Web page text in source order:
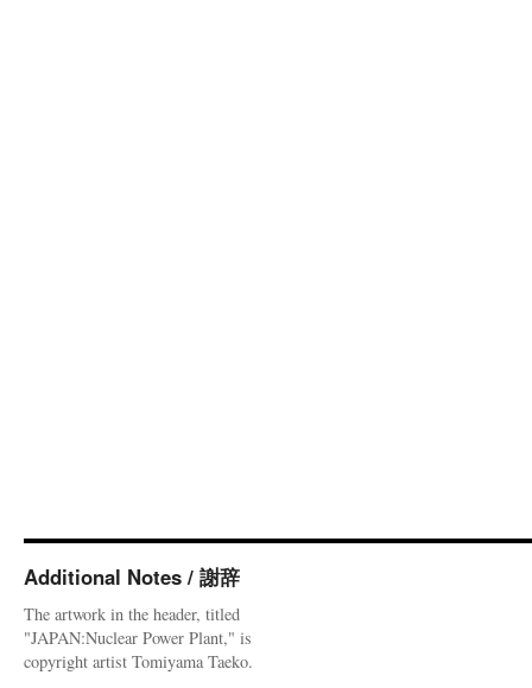
Additional Notes / 謝辞
The artwork in the header, titled
"JAPAN:Nuclear Power Plant," is
copyright artist Tomiyama Taeko.